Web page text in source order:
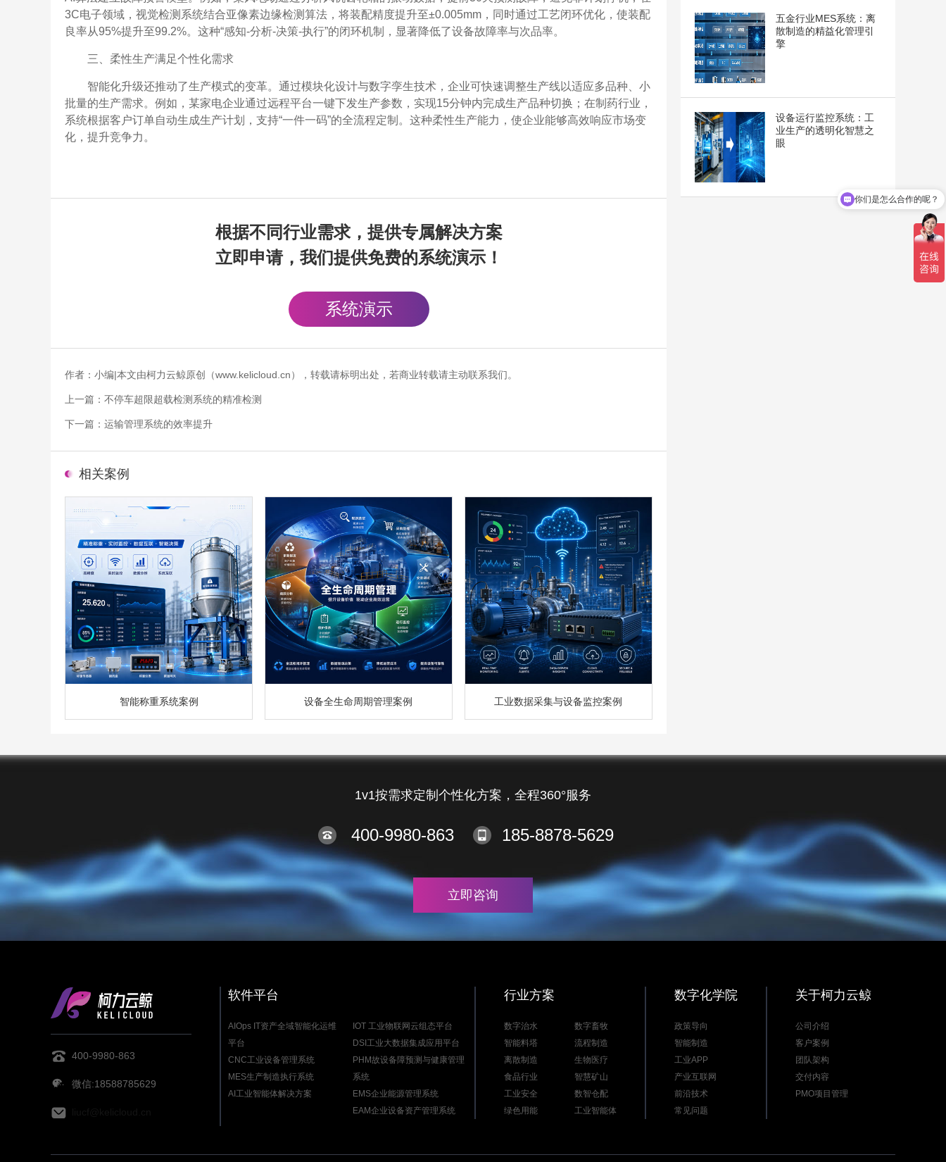
3C电子领域，视觉检测系统结合亚像素边缘检测算法，将装配精度提升至±0.005mm，同时通过工艺闭环优化，使装配
良率从95%提升至99.2%。这种“感知-分析-决策-执行”的闭环机制，显著降低了设备故障率与次品率。
三、柔性生产满足个性化需求
智能化升级还推动了生产模式的变革。通过模块化设计与数字孪生技术，企业可快速调整生产线以适应多品种、小
批量的生产需求。例如，某家电企业通过远程平台一键下发生产参数，实现15分钟内完成生产品种切换；在制药行业，
系统根据客户订单自动生成生产计划，支持“一件一码”的全流程定制。这种柔性生产能力，使企业能够高效响应市场变
化，提升竞争力。
根据不同行业需求，提供专属解决方案
立即申请，我们提供免费的系统演示！
系统演示
作者：小编|本文由柯力云鲸原创（www.kelicloud.cn），转载请标明出处，若商业转载请主动联系我们。
上一篇： 不停车超限超载检测系统的精准检测
下一篇： 运输管理系统的效率提升
相关案例
智能称重系统案例 设备全生命周期管理案例 工业数据采集与设备监控案例
五金行业MES系统：离
散制造的精益化管理引
擎
设备运行监控系统：工
业生产的透明化智慧之
眼
1v1按需求定制个性化方案，全程360°服务
400-9980-863 185-8878-5629
立即咨询
400-9980-863
微信:18588785629
软件平台
IOT 工业物联网云组态平台
AIOps IT资产全域智能化运维
平台
DSI工业大数据集成应用平台
CNC工业设备管理系统
PHM故设备障预测与健康管理
系统
MES生产制造执行系统
EMS企业能源管理系统
AI工业智能体解决方案
EAM企业设备资产管理系统
行业方案
数字治水
数字畜牧
智能料塔
流程制造
离散制造
生物医疗
食品行业
智慧矿山
工业安全
数智仓配
绿色用能
工业智能体
数字化学院
政策导向
智能制造
工业APP
产业互联网
前沿技术
常见问题
关于柯力云鲸
公司介绍
客户案例
团队架构
交付内容
PMO项目管理
你们联系电话是多少
你们是怎么合作的呢？